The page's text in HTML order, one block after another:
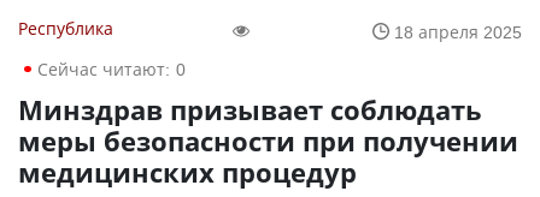
Республика
18 апреля 2025
Сейчас читают: 0
Минздрав призывает соблюдать
меры безопасности при получении
медицинских процедур